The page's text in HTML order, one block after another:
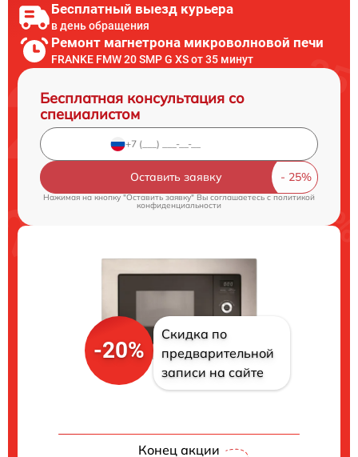
Бесплатный выезд курьера
в день обращения
Ремонт магнетрона микроволновой печи
FRANKE FMW 20 SMP G XS от 35 минут
Бесплатная консультация со
специалистом
Оставить заявку
Нажимая на кнопку "Оставить заявку" Вы соглашаетесь cполитикой
конфиденциальности
-20%
Скидка по
предварительной
записи на сайте
Конец акции